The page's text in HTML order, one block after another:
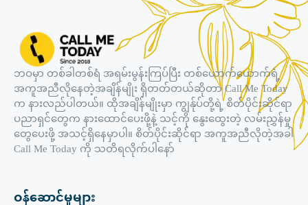
ဘဝမှာ တစ်ခါတစ်ရံ အရမ်းမွန်းကြပ်ပြီး တစ်ယောက်ယောက်ရဲ့
အကူအညီလိုနေတဲ့အချိန်မျိုး ရှိတတ်တယ်ဆိုတာ Call Me Today
က နားလည်ပါတယ်။ ထိုအချိန်မျိုးမှာ ကျွန်ုပ်တို့ရဲ့ စိတ်ပိုင်းဆိုင်ရာ
ပညာရှင်တွေက နားထောင်ပေးဖို့နဲ့ သင့်ကို နွေးထွေးတဲ့ လမ်းညွှန်မှု
တွေပေးဖို့ အသင့်ရှိနေမှာပါ။ စိတ်ပိုင်းဆိုင်ရာ အကူအညီလိုတဲ့အခါ
Call Me Today ကို သတိရလိုက်ပါနော်
ဝန်ဆောင်မှုများ